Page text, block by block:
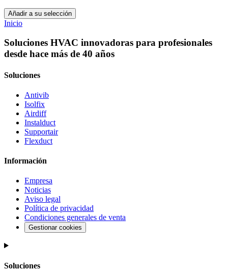
Añadir a su selección
Inicio
Soluciones HVAC innovadoras para profesionales
desde hace más de 40 años
Soluciones
Antivib
Isolfix
Airdiff
Instalduct
Supportair
Flexduct
Información
Empresa
Noticias
Aviso legal
Política de privacidad
Condiciones generales de venta
Gestionar cookies
Soluciones